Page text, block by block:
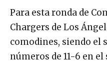
Para esta ronda de
Chargers de Los
comodines, siendo el
números de 11-6 en